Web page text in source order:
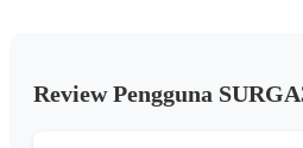
Review Pengguna